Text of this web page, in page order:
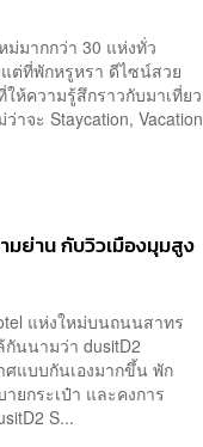
ม่มากกว่า 30 แห่งทั่ว
ต่ที่พักหรูหรา ดีไซน์สวย
ห้ความรู้สึกราวกับมาเที่ยว
จะ Staycation, Vacation
ย่าน กับวิวเมืองมุมสูง
แห่งใหม่บนถนนสาทร
กันนามว่า dusitD2
ศแบบกันเองมากขึ้น พัก
ยกระเป๋า และคงการ
S...